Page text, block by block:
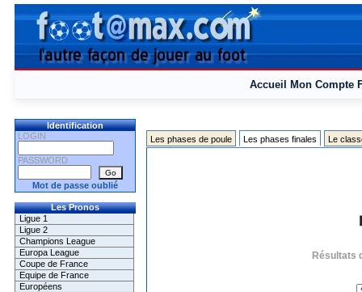
Accueil Mon Compte
Identification
LOGIN
PASSWORD
Mot de passe oublié
Les Pronos
Ligue 1
Ligue 2
Champions League
Europa League
Coupe de France
Equipe de France
Européens
Les phases de poule Les phases finales Le
Résultats